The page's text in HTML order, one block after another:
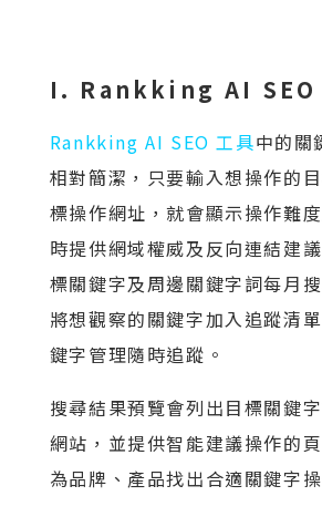
I. Rankking AI SEO
Rankking AI SEO 工具中的關
相對簡潔，只要輸入想操作的
標操作網址，就會顯示操作難
時提供網域權威及反向連結建
標關鍵字及周邊關鍵字詞每月搜
將想觀察的關鍵字加入追蹤清
鍵字管理隨時追蹤。
搜尋結果預覽會列出目標關鍵
網站，並提供智能建議操作的
為品牌、產品找出合適關鍵字